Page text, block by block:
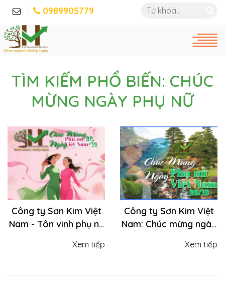
0989905779
TÌM KIẾM PHỔ BIẾN: CHÚC
MỪNG NGÀY PHỤ NỮ
Công ty Sơn Kim Việt
Nam - Tôn vinh phụ nữ
Xem tiếp
Công ty Sơn Kim Việt
Nam: Chúc mừng ngày
20.10.2024Xem tiếp